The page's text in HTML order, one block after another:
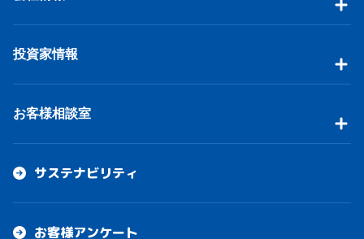
投資家情報
お客様相談室
サステナビリティ
お客様アンケート